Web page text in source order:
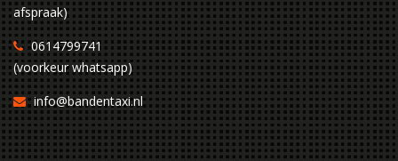
afspraak)
0614799741
(voorkeur whatsapp)
info@bandentaxi.nl